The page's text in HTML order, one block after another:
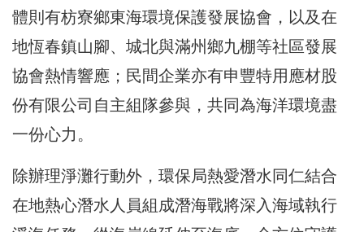
體則有枋寮鄉東海環境保護發展協會，以及在
地恆春鎮山腳、城北與滿州鄉九棚等社區發展
協會熱情響應；民間企業亦有申豐特用應材股
份有限公司自主組隊參與，共同為海洋環境盡
一份心力。
除辦理淨灘行動外，環保局熱愛潛水同仁結合
在地熱心潛水人員組成潛海戰將深入海域執行